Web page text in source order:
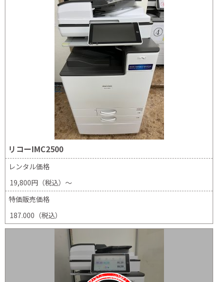
リコーIMC2500
レンタル価格
19,800円（税込）～
特価販売価格
187.000（税込）